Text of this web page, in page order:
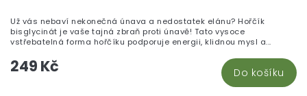
249 Kč Do košíku
Už vás nebaví nekonečná únava a nedostatek elánu? Hořčík
bisglycinát je vaše tajná zbraň proti únavě! Tato vysoce
vstřebatelná forma hořčíku podporuje energii, klidnou mysl a...